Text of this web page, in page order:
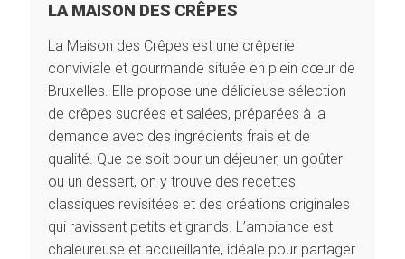
LA MAISON DES CRÊPES
La Maison des Crêpes est une crêperie
conviviale et gourmande située en plein cœur de
Bruxelles. Elle propose une délicieuse sélection
de crêpes sucrées et salées, préparées à la
demande avec des ingrédients frais et de
qualité. Que ce soit pour un déjeuner, un goûter
ou un dessert, on y trouve des recettes
classiques revisitées et des créations originales
qui ravissent petits et grands. L’ambiance est
chaleureuse et accueillante, idéale pour partager